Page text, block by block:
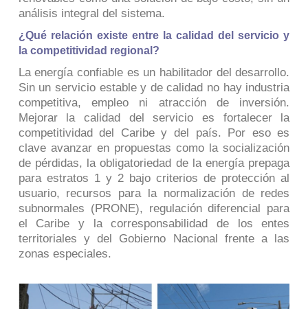
análisis integral del sistema.
¿Qué relación existe entre la calidad del servicio y
la competitividad regional?
La energía confiable es un habilitador del desarrollo.
Sin un servicio estable y de calidad no hay industria
competitiva, empleo ni atracción de inversión.
Mejorar la calidad del servicio es fortalecer la
competitividad del Caribe y del país. Por eso es
clave avanzar en propuestas como la socialización
de pérdidas, la obligatoriedad de la energía prepaga
para estratos 1 y 2 bajo criterios de protección al
usuario, recursos para la normalización de redes
subnormales (PRONE), regulación diferencial para
el Caribe y la corresponsabilidad de los entes
territoriales y del Gobierno Nacional frente a las
zonas especiales.